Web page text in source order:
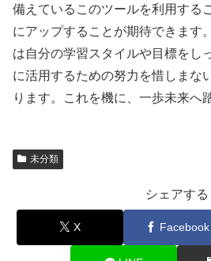
備えているこのツールを利用する
にアップすることが期待できます
は自分の学習スタイルや目標をし
に活用するための努力を惜しまな
ります。これを機に、一歩未来へ
未分類
シェアする
X Facebook